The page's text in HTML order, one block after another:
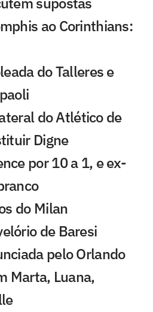
ao Corinthians:
do Talleres e
do Atlético de
Digne
por 10 a 1, e ex-
do Milan
de Baresi
pelo Orlando
Marta, Luana,